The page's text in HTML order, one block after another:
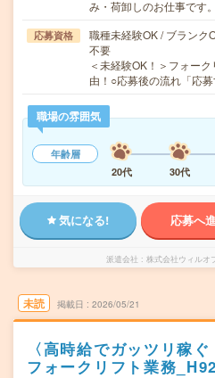
み・荷卸しのお仕事です
応募資格
職種未経験OK / ブランク
不要
＜未経験OK！＞フォー
由！○応募後の流れ「応
職場の雰囲気
年齢層
20代
30代
気になる! 応募へ
派遣会社 株式会社ウィル
未読 掲載日 2026/05/21
〈高時給でガッツリ稼
フォークリフト業務